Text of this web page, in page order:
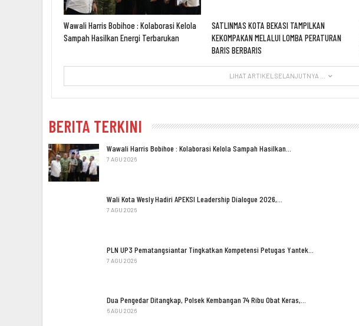
Wawali Harris Bobihoe : Kolaborasi Kelola
Sampah Hasilkan Energi Terbarukan
SATLINMAS KOTA BEKASI TAMPILKAN
KEKOMPAKAN MELALUI LOMBA PERATURAN
BARIS BERBARIS
LIHAT ARTIKEL SELANJUTNYA ...
BERITA TERKINI
Wawali Harris Bobihoe : Kolaborasi Kelola Sampah Hasilkan…
7 AGU 2026
Wali Kota Wesly Hadiri APEKSI Leadership Dialogue 2026,…
7 AGU 2026
PLN UP3 Pematangsiantar Tingkatkan Kompetensi Petugas Yantek…
7 AGU 2026
Dua Pengedar Ditangkap, Polsek Kembangan 74 Ribu Obat Keras,…
6 AGU 2026